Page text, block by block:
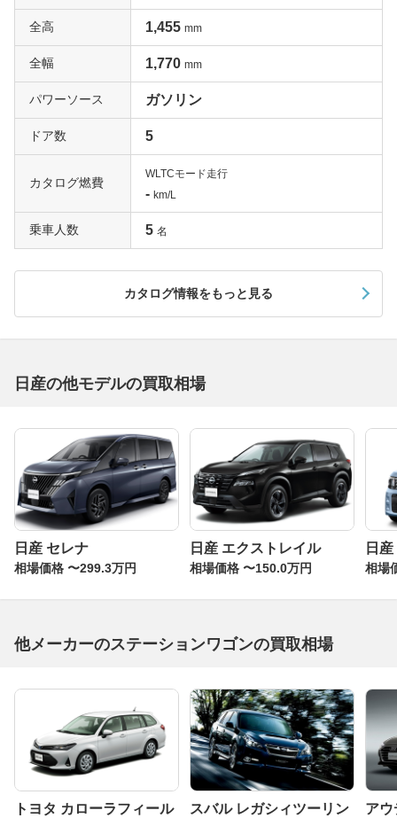
全高 1,455 mm
全幅 1,770 mm
パワーソース ガソリン
ドア数 5
カタログ燃費
WLTCモード走行
- km/L
乗車人数 5 名
カタログ情報をもっと見る
日産の他モデルの買取相場
日産 セレナ
相場価格 〜299.3万円
日産 エクストレイル
相場価格 〜150.0万円
日
相場
他メーカーのステーションワゴンの買取相場
トヨタ カローラフィール
スバル レガシィツーリン
アウ